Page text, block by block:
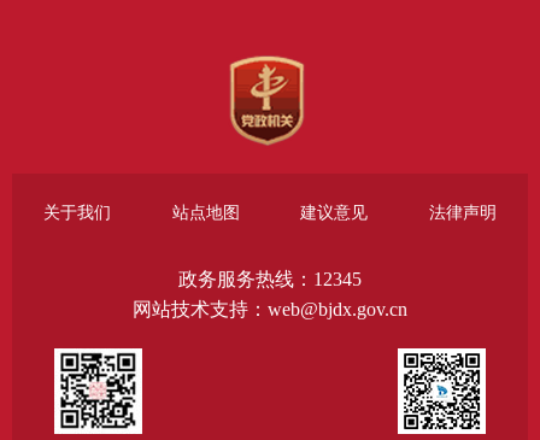
关于我们 站点地图 建议意见 法律声明
政务服务热线：12345
网站技术支持：web@bjdx.gov.cn